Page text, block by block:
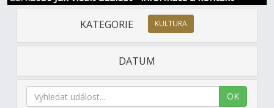
KATEGORIE KULTURA
DATUM
OK